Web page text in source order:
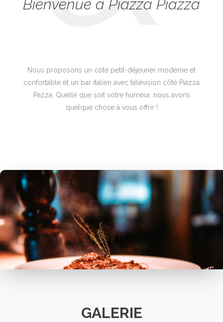
Bienvenue à Piazza Piazza
Nous proposons un côté petit-déjeuner moderne et
confortable et un bar italien avec télévision côté Piazza
Pazza. Quelle que soit votre humeur, nous avons
quelque chose à vous offrir !
GALERIE